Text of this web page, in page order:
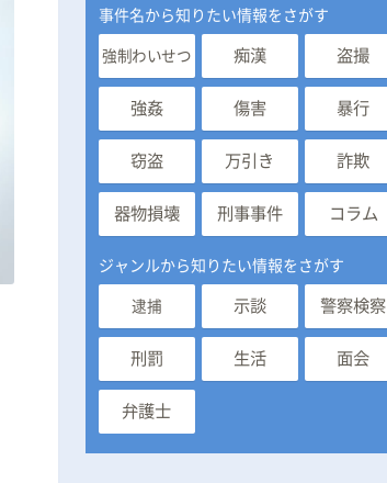
事件名から知りたい情報をさがす
強制わいせつ 痴漢 盗撮
強姦 傷害 暴行
窃盗 万引き 詐欺
器物損壊 刑事事件 コラム
ジャンルから知りたい情報をさがす
逮捕 示談 警察検察
刑罰 生活 面会
弁護士